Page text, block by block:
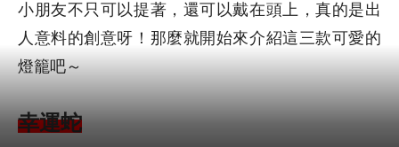
小朋友不只可以提著，還可以戴在頭上，真的是出
人意料的創意呀！那麼就開始來介紹這三款可愛的
燈籠吧～
幸運蛇